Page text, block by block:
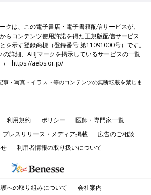
クは、この電子書店・電子書籍配信サービスが、
らコンテンツ使用許諾を得た正規版配信サービス
を示す登録商標（登録番号 第11091000号）です。
の詳細、ABJマークを掲示しているサービスの一覧
→https://aebs.or.jp/
・写真・イラスト等のコンテンツの無断転載を禁じま
利用規約 ポリシー
医師・専門家一覧
プレスリリース・メディア掲載
広告のご相談
利用者情報の取り扱いについて
への取り組みについて 会社案内